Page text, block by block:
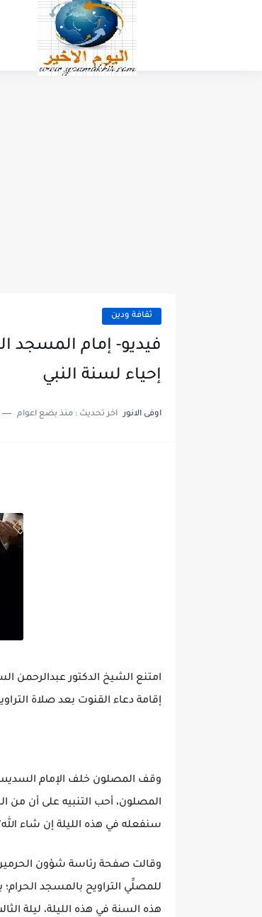
ثقافة ودين
فيديو- إمام المسجد
إحياء لسنة النبي
اوفى الانور اخر تحديث : منذ بضع اعوام
امتنع الشيخ الدكتور
إقامة دعاء القنوت بعد صلاة التراويح ليلة 13 من
وقف المصلون خلف الإمام السديس
المصلون، أحب التنبيه على أن من
سنفعله في هذه الليلة إن شاء
وقالت صفحة رئاسة شؤون
للمصلِّي التراويح بالمسجد
هذه السنة في هذه الليلة، ليلة